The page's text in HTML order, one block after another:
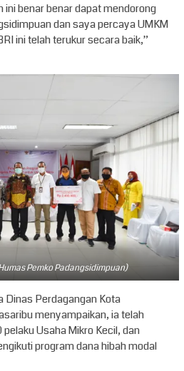
ini benar benar dapat mendorong
dan saya percaya UMKM
ini telah terukur secara baik,”
Pemko Padangsidimpuan)
Dinas Perdagangan Kota
menyampaikan, ia telah
Usaha Mikro Kecil, dan
program dana hibah modal